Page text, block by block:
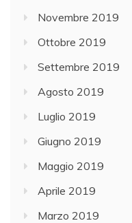
Novembre 2019
Ottobre 2019
Settembre 2019
Agosto 2019
Luglio 2019
Giugno 2019
Maggio 2019
Aprile 2019
Marzo 2019